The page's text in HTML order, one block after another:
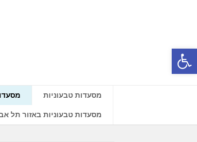
פתח סרגל נגישות
מסעדות טבעוניות
מסעדות טבעוניות באזור תל